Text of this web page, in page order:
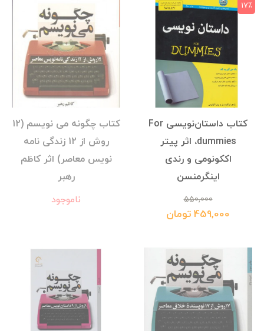
کتاب داستان‌نویسی For
dummies، اثر پیتر
اککونومی و رندی
اینگرمنسن
550,000
459,000 تومان
17٪
کتاب چگونه می نویسم (12
روش از 12 زندگی نامه
نویس معاصر) اثر کاظم
رهبر
ناموجود